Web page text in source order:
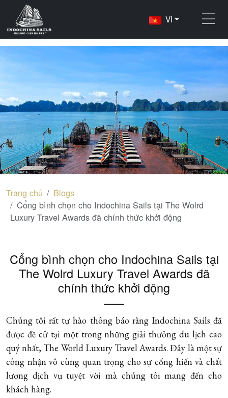
VI
Trang chủ
Blogs
Cổng bình chọn cho Indochina Sails tại The Wolrd
Luxury Travel Awards đã chính thức khởi động
Cổng bình chọn cho Indochina Sails tại
The Wolrd Luxury Travel Awards đã
chính thức khởi động
Chúng tôi rất tự hào thông báo rằng Indochina Sails đã
được đề cử tại một trong những giải thưởng du lịch cao
quý nhất, The World Luxury Travel Awards. Đây là một sự
công nhận vô cùng quan trọng cho sự cống hiến và chất
lượng dịch vụ tuyệt vời mà chúng tôi mang đến cho
khách hàng.